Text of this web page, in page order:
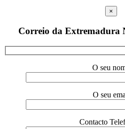
×
Correio da Extremadura
O seu
O seu
Contacto